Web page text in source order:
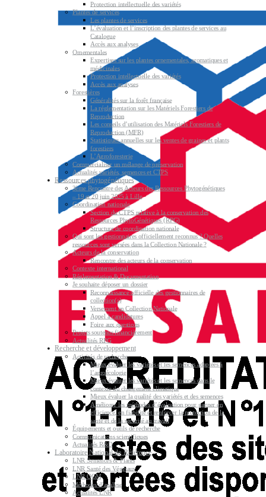
Protection intellectuelle des variétés
Plantes de services
Les plantes de services
L’évaluation et l’inscription des plantes de services au
Catalogue
Accès aux analyses
Ornementales
Expertises sur les plantes ornementales, aromatiques et
médicinales
Protection intellectuelle des variétés
Accès aux analyses
Forestières
Généralités sur la forêt française
La réglementation sur les Matériels Forestiers de
Reproduction
Les conseils d’utilisation des Matériels Forestiers de
Reproduction (MFR)
Statistiques annuelles sur les ventes de graines et plants
forestiers
L’Agroforesterie
Commercialiser un mélange de préservation
Actualités variétés, semences et CTPS
Ressources phytogénétiques
3ème Rencontre des Acteurs des Ressources Phytogénétiques
– 19 et 20 juin 2025 à Lille
Coordination nationale
Section du CTPS relative à la conservation des
Ressources PhytoGénétiques (RPG)
Structure de coordination nationale
Qui sont les gestionnaires officiellement reconnus ? Quelles
ressources sont versées dans la Collection Nationale ?
Acteurs de la conservation
Rencontre des acteurs de la conservation
Contexte international
Réglementation & Documentation
Je souhaite déposer un dossier
Reconnaissance officielle des gestionnaires de
collection(s)
Versement en Collection Nationale
Appel à candidatures
Foire aux questions
Projets soutenus financièrement
Actualités RPG
Recherche et développement
Activités de recherche
Mieux évaluer les variétés et les semences adaptées à
l’agroécologie
Mieux évaluer les variétés et les semences dans le
contexte du changement climatique
Mieux évaluer la qualité des variétés et des semences
Améliorer les méthodes d’évaluation pour gagner en
efficience, en fiabilité et renforcer la protection de la
santé et de la sécurité au travail
Équipements et outils de recherche
Communications scientifiques
Actualités R&D
Laboratoire National de Référence
LNR Semences & Plants
LNR Santé des Végétaux
LNR OGM
Méthodes d’analyse
Actualités LNR